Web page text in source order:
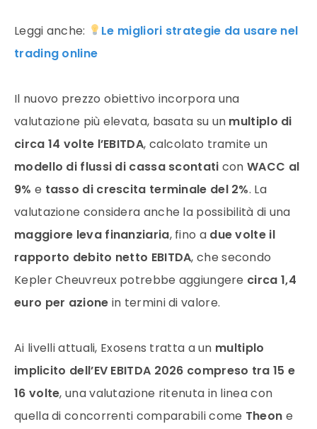
Leggi anche:
Le migliori strategie da usare nel
trading online
Il nuovo prezzo obiettivo incorpora una
valutazione più elevata, basata su un multiplo di
circa 14 volte l’EBITDA, calcolato tramite un
modello di flussi di cassa scontati con WACC al
9% e tasso di crescita terminale del 2%. La
valutazione considera anche la possibilità di una
maggiore leva finanziaria, fino a due volte il
rapporto debito netto EBITDA, che secondo
Kepler Cheuvreux potrebbe aggiungere circa 1,4
euro per azione in termini di valore.
Ai livelli attuali, Exosens tratta a un multiplo
implicito dell’EV EBITDA 2026 compreso tra 15 e
16 volte, una valutazione ritenuta in linea con
quella di concorrenti comparabili come Theon e